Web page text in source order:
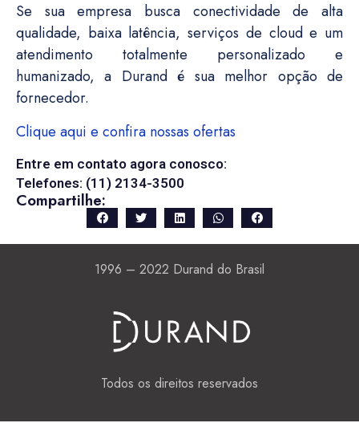
Se sua empresa busca conectividade de alta
qualidade, baixa latência, serviços de cloud e um
atendimento totalmente personalizado e
humanizado, a Durand é sua melhor opção de
fornecedor.
Clique aqui e confira nossas ofertas
Entre em contato agora conosco:
Telefones: (11) 2134-3500
Compartilhe:
1996 – 2022 Durand do Brasil
Todos os direitos reservados